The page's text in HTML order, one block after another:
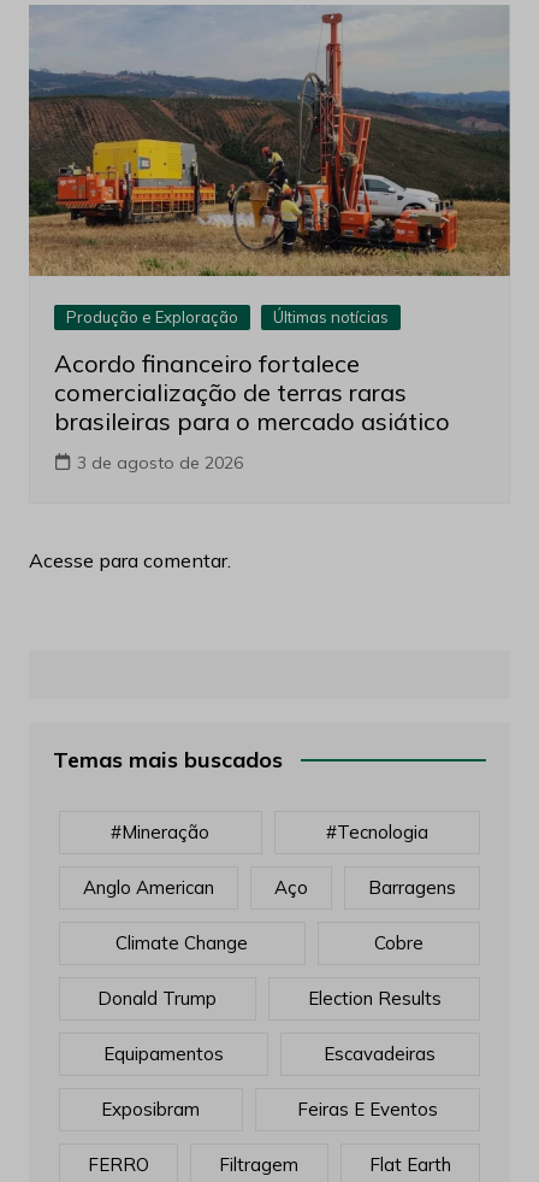
Produção e Exploração Últimas notícias
Acordo financeiro fortalece
comercialização de terras raras
brasileiras para o mercado asiático
3 de agosto de 2026
Acesse para comentar.
Temas mais buscados
#mineração #tecnologia
Anglo American Aço Barragens
Climate Change Cobre
Donald Trump Election Results
Equipamentos Escavadeiras
Exposibram Feiras E Eventos
FERRO Filtragem Flat Earth